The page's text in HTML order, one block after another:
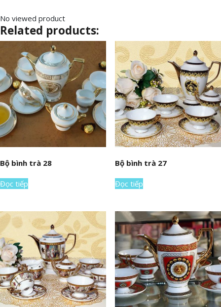
No viewed product
Related products:
Bộ bình trà 28
Đọc tiếp
Bộ bình trà 27
Đọc tiếp